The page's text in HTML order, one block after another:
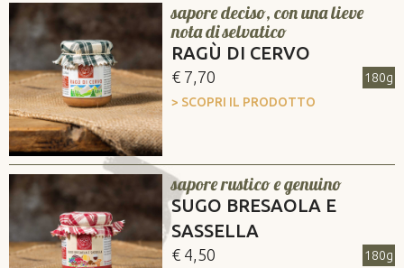
sapore deciso, con una lieve
nota di selvatico
RAGÙ DI CERVO
€ 7,70
180g
> SCOPRI IL PRODOTTO
sapore rustico e genuino
SUGO BRESAOLA E
SASSELLA
€ 4,50
180g